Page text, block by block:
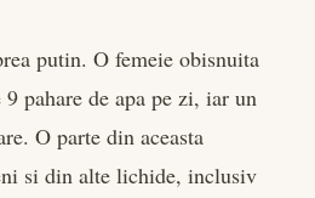
putin. O femeie obisnuita
9 pahare de apa pe zi, iar un
O parte din aceasta
si din alte lichide, inclusiv